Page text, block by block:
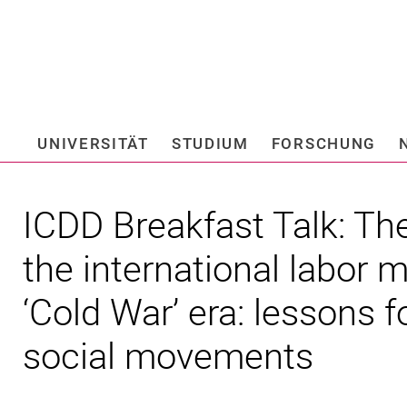
Springe direkt zu:
UNIVERSITÄT STUDIUM FORSCHUNG
ICDD Breakfast Talk:
the international labor
‘Cold War’ era:
social movements